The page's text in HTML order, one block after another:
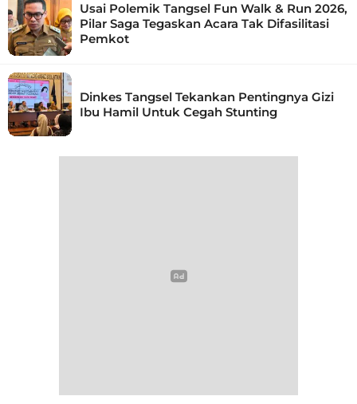
Usai Polemik Tangsel Fun Walk & Run 2026,
Pilar Saga Tegaskan Acara Tak Difasilitasi
Pemkot
Dinkes Tangsel Tekankan Pentingnya Gizi
Ibu Hamil Untuk Cegah Stunting